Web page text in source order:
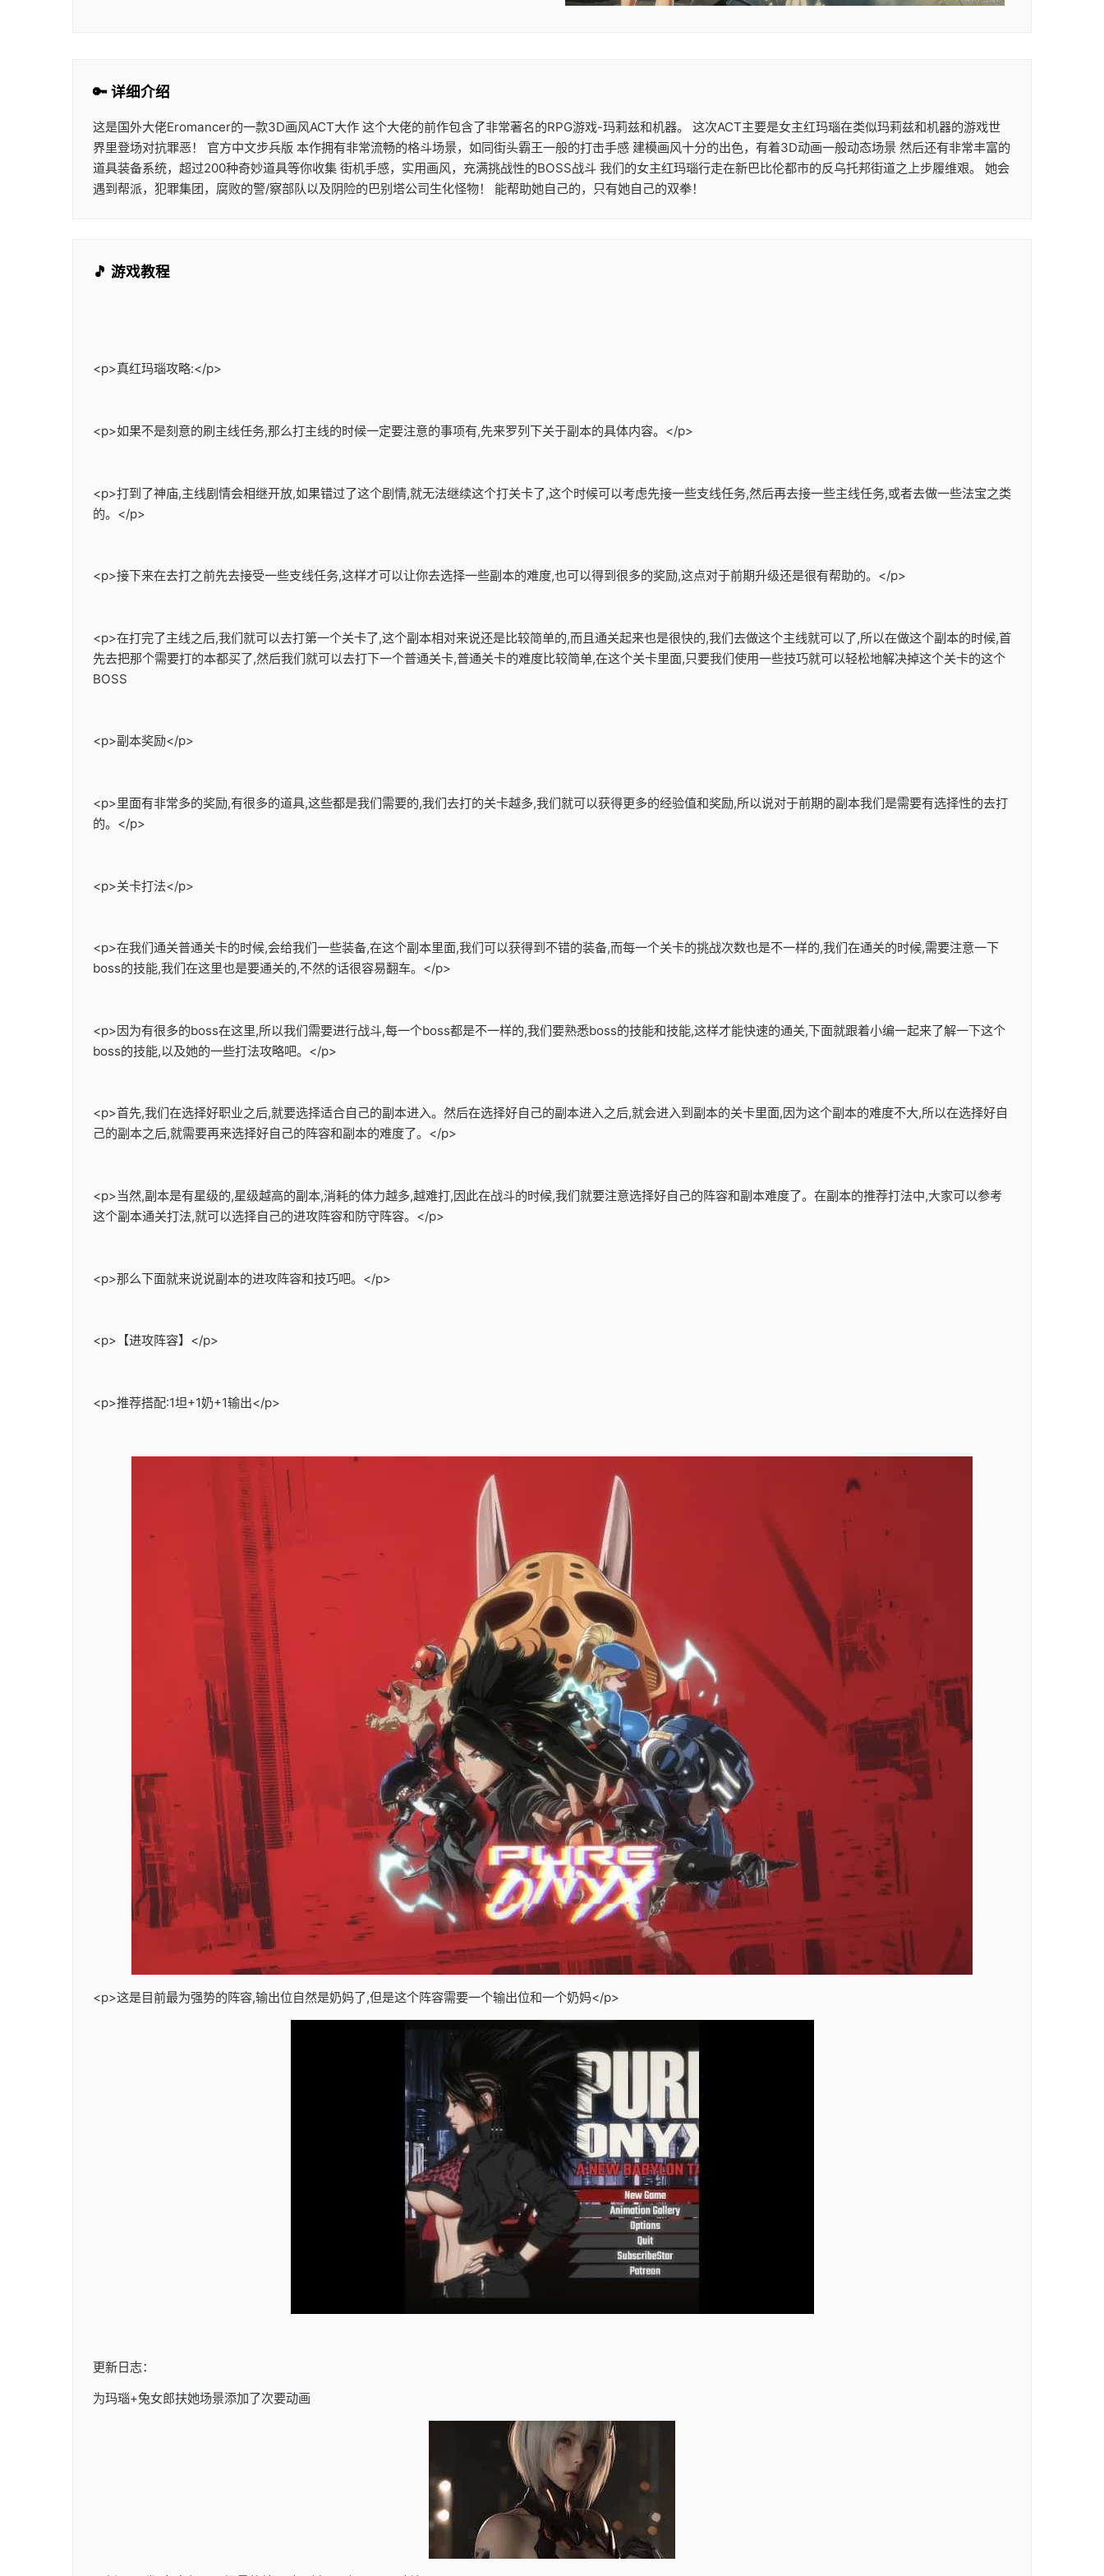
🔑 详细介绍
这是国外大佬Eromancer的一款3D画风ACT大作 这个大佬的前作包含了非常著名的RPG游戏-玛莉兹和机器。 这次ACT主要是女主红玛瑙在类似玛莉兹和机器的游戏世
界里登场对抗罪恶！ 官方中文步兵版 本作拥有非常流畅的格斗场景，如同街头霸王一般的打击手感 建模画风十分的出色，有着3D动画一般动态场景 然后还有非常丰富的
道具装备系统，超过200种奇妙道具等你收集 街机手感，实用画风，充满挑战性的BOSS战斗 我们的女主红玛瑙行走在新巴比伦都市的反乌托邦街道之上步履维艰。 她会
遇到帮派，犯罪集团，腐败的警/察部队以及阴险的巴别塔公司生化怪物！ 能帮助她自己的，只有她自己的双拳！
🎵 游戏教程
<p>真红玛瑙攻略:</p>
<p>如果不是刻意的刷主线任务,那么打主线的时候一定要注意的事项有,先来罗列下关于副本的具体内容。</p>
<p>打到了神庙,主线剧情会相继开放,如果错过了这个剧情,就无法继续这个打关卡了,这个时候可以考虑先接一些支线任务,然后再去接一些主线任务,或者去做一些法宝之类
的。</p>
<p>接下来在去打之前先去接受一些支线任务,这样才可以让你去选择一些副本的难度,也可以得到很多的奖励,这点对于前期升级还是很有帮助的。</p>
<p>在打完了主线之后,我们就可以去打第一个关卡了,这个副本相对来说还是比较简单的,而且通关起来也是很快的,我们去做这个主线就可以了,所以在做这个副本的时候,首
先去把那个需要打的本都买了,然后我们就可以去打下一个普通关卡,普通关卡的难度比较简单,在这个关卡里面,只要我们使用一些技巧就可以轻松地解决掉这个关卡的这个
BOSS
<p>副本奖励</p>
<p>里面有非常多的奖励,有很多的道具,这些都是我们需要的,我们去打的关卡越多,我们就可以获得更多的经验值和奖励,所以说对于前期的副本我们是需要有选择性的去打
的。</p>
<p>关卡打法</p>
<p>在我们通关普通关卡的时候,会给我们一些装备,在这个副本里面,我们可以获得到不错的装备,而每一个关卡的挑战次数也是不一样的,我们在通关的时候,需要注意一下
boss的技能,我们在这里也是要通关的,不然的话很容易翻车。</p>
<p>因为有很多的boss在这里,所以我们需要进行战斗,每一个boss都是不一样的,我们要熟悉boss的技能和技能,这样才能快速的通关,下面就跟着小编一起来了解一下这个
boss的技能,以及她的一些打法攻略吧。</p>
<p>首先,我们在选择好职业之后,就要选择适合自己的副本进入。然后在选择好自己的副本进入之后,就会进入到副本的关卡里面,因为这个副本的难度不大,所以在选择好自
己的副本之后,就需要再来选择好自己的阵容和副本的难度了。</p>
<p>当然,副本是有星级的,星级越高的副本,消耗的体力越多,越难打,因此在战斗的时候,我们就要注意选择好自己的阵容和副本难度了。在副本的推荐打法中,大家可以参考
这个副本通关打法,就可以选择自己的进攻阵容和防守阵容。</p>
<p>那么下面就来说说副本的进攻阵容和技巧吧。</p>
<p>【进攻阵容】</p>
<p>推荐搭配:1坦+1奶+1输出</p>
<p>这是目前最为强势的阵容,输出位自然是奶妈了,但是这个阵容需要一个输出位和一个奶妈</p>
更新日志：
为玛瑙+兔女郎扶她场景添加了次要动画